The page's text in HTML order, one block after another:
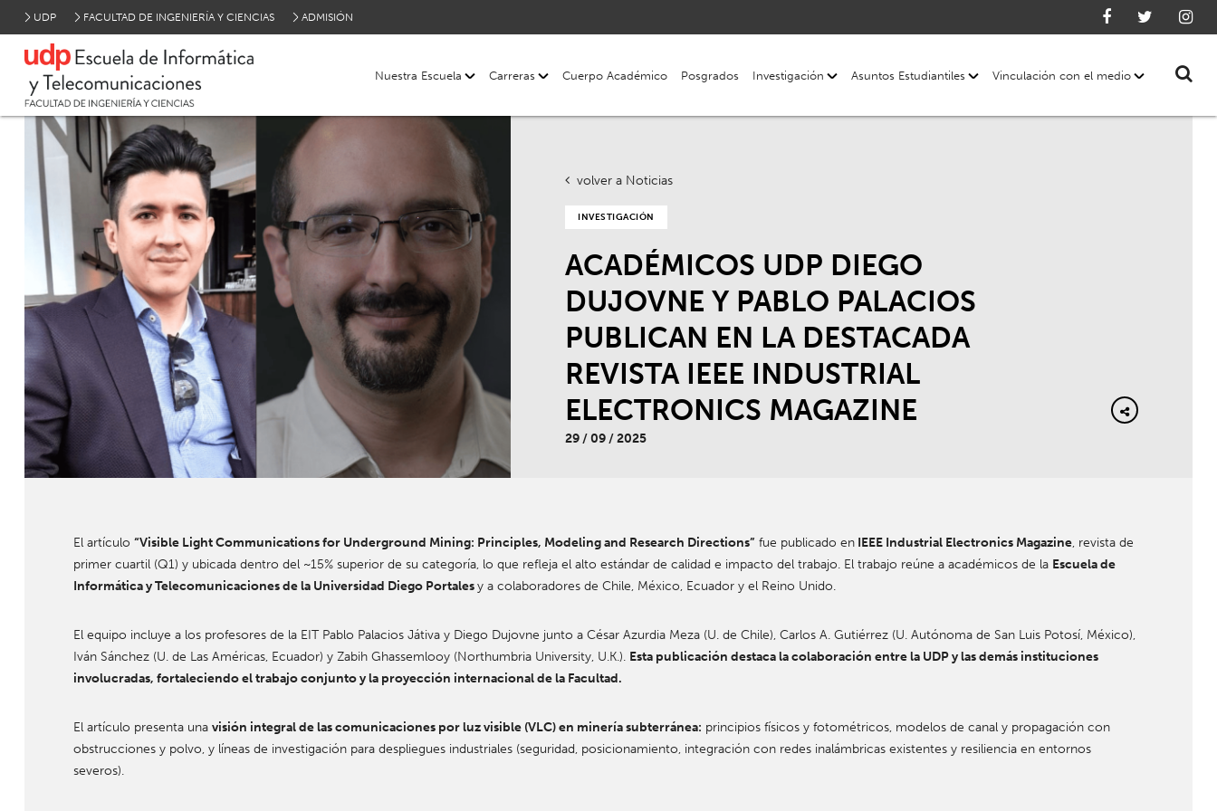
UDP FACULTAD DE INGENIERÍA Y CIENCIAS ADMISIÓN
Nuestra Escuela Carreras Cuerpo Académico Posgrados Investigación Asuntos Estudiantiles Vinculación con el medio
volver a Noticias
INVESTIGACIÓN
ACADÉMICOS UDP DIEGO
DUJOVNE Y PABLO PALACIOS
PUBLICAN EN LA DESTACADA
REVISTA IEEE INDUSTRIAL
ELECTRONICS MAGAZINE
29 / 09 / 2025
El artículo “Visible Light Communications for Underground Mining: Principles, Modeling and Research Directions” fue publicado enIEEE Industrial Electronics Magazine, revista de
primer cuartil (Q1) y ubicada dentro del ~15% superior de su categoría, lo que refleja el alto estándar de calidad e impacto del trabajo. El trabajo reúne a académicos de la Escuela de
Informática y Telecomunicaciones de la Universidad Diego Portalesy a colaboradores de Chile, México, Ecuador y el Reino Unido.
El equipo incluye a los profesores de la EIT Pablo Palacios Játiva y Diego Dujovne junto a César Azurdia Meza (U. de Chile), Carlos A. Gutiérrez (U. Autónoma de San Luis Potosí, México),
Iván Sánchez (U. de Las Américas, Ecuador) y Zabih Ghassemlooy (Northumbria University, U.K.). Esta publicación destaca la colaboración entre la UDP y las demás instituciones
involucradas, fortaleciendo el trabajo conjunto y la proyección internacional de la Facultad.
El artículo presenta una visión integral de las comunicaciones por luz visible (VLC) en minería subterránea: principios físicos y fotométricos, modelos de canal y propagación con
obstrucciones y polvo, y líneas de investigación para despliegues industriales (seguridad, posicionamiento, integración con redes inalámbricas existentes y resiliencia en entornos
severos).